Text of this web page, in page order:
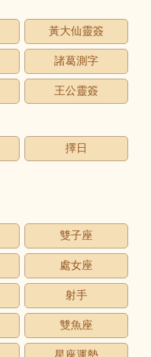
黃大仙靈簽
諸葛測字
王公靈簽
擇日
雙子座
處女座
射手
雙魚座